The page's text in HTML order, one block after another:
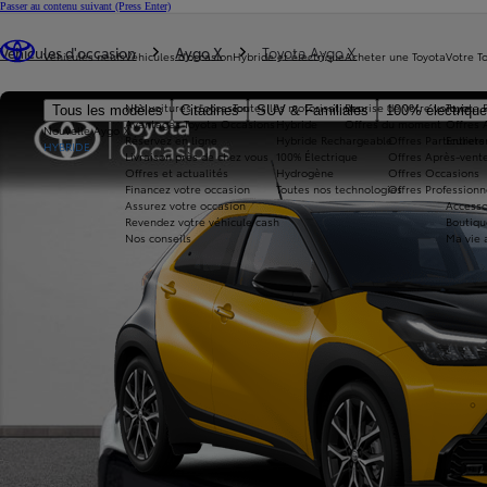
Passer au contenu suivant (Press Enter)
Véhicules neufs
Tous les modèles Citadines SUV & Familiales 100%
Nouvelle Aygo X
HYBRIDE
Véhicules d'occasion
Nos voitures d'occasion
Avantages Toyota Occasions
Réservez en ligne
Livraison près de chez vous
Offres et actualités
Financez votre occasion
Assurez votre occasion
Revendez votre véhicule cash
Nos conseils
Hybride et électrique
Toutes les motorisations
Hybride
100% Électrique
Hydrogène
Toutes nos technologies
Acheter une Toyota
Reprise de votre voiture
Offres du moment
Offres Après-
Offres Occasions
Offres
Votre
Toyota
Offres
Ma vie
Véhicules d'occasion Aygo X Toyota Aygo X